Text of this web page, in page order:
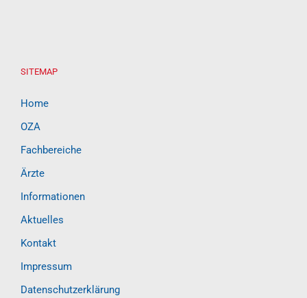
SITEMAP
Home
OZA
Fachbereiche
Ärzte
Informationen
Aktuelles
Kontakt
Impressum
Datenschutzerklärung